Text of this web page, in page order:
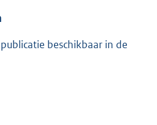
:
beschikbaar in de